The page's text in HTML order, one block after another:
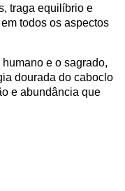
traga equilíbrio e
todos os aspectos
e o sagrado,
dourada do caboclo
e abundância que